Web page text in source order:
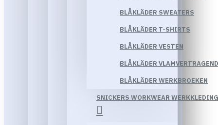
BLÅKLÄDER SWEATERS
BLÅKLÄDER T-SHIRTS
BLÅKLÄDER VESTEN
BLÅKLÄDER
BLÅKLÄDER WERKBROEKEN
SNICKERS WORKWEAR WERKKLEDING